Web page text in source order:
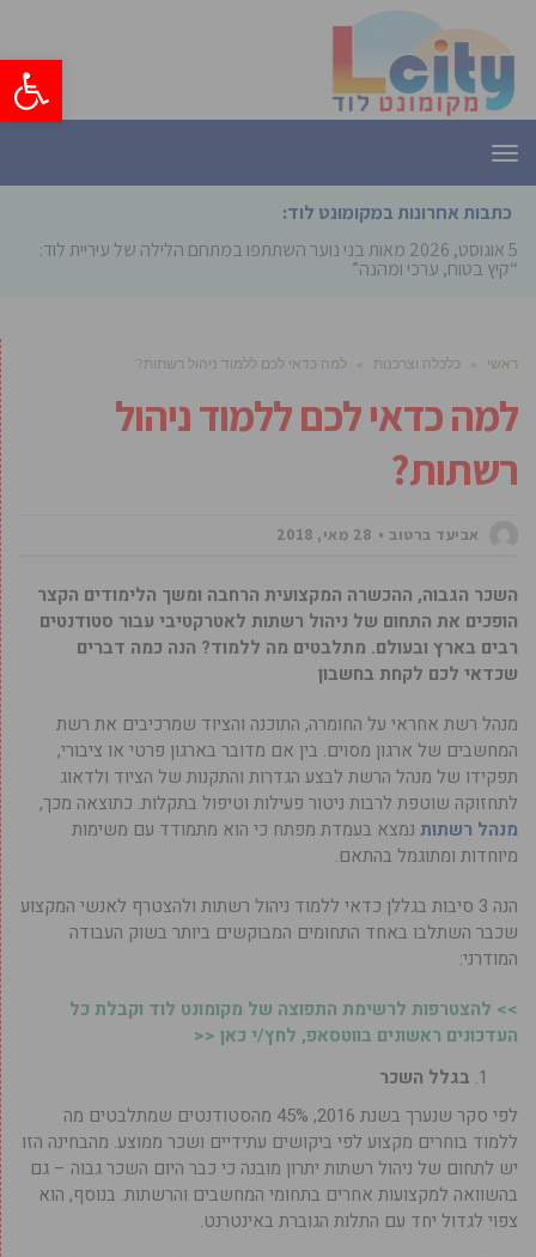
פתח
תפריט
כתבות אחרונות במקומונט לוד:
5 אוגוסט, 2026
מאות בני נוער השתתפו במתחם הלילה של עיריית לוד:
“קיץ בטוח, ערכי ומהנה”
ראשי » כלכלה וצרכנות » למה כדאי לכם ללמוד ניהול רשתות?
למה כדאי לכם ללמוד ניהול
רשתות?
אביעד ברטוב 28 מאי, 2018
השכר הגבוה, ההכשרה המקצועית הרחבה ומשך הלימודים הקצר
הופכים את התחום של ניהול רשתות לאטרקטיבי עבור סטודנטים
רבים בארץ ובעולם. מתלבטים מה ללמוד? הנה כמה דברים
שכדאי לכם לקחת בחשבון
מנהל רשת אחראי על החומרה, התוכנה והציוד שמרכיבים את רשת
המחשבים של ארגון מסוים. בין אם מדובר בארגון פרטי או ציבורי,
תפקידו של מנהל הרשת לבצע הגדרות והתקנות של הציוד ולדאוג
לתחזוקה שוטפת לרבות ניטור פעילות וטיפול בתקלות. כתוצאה מכך,
מנהל רשתות נמצא בעמדת מפתח כי הוא מתמודד עם משימות
מיוחדות ומתוגמל בהתאם.
הנה 3 סיבות בגללן כדאי ללמוד ניהול רשתות ולהצטרף לאנשי המקצוע
שכבר השתלבו באחד התחומים המבוקשים ביותר בשוק העבודה
המודרני:
>> להצטרפות לרשימת התפוצה של מקומונט לוד וקבלת כל
העדכונים ראשונים בווטסאפ, לחץ/י כאן <<
בגלל השכר
לפי סקר שנערך בשנת 2016, 45% מהסטודנטים שמתלבטים מה
ללמוד בוחרים מקצוע לפי ביקושים עתידיים ושכר ממוצע. מהבחינה הזו
יש לתחום של ניהול רשתות יתרון מובנה כי כבר היום השכר גבוה – גם
בהשוואה למקצועות אחרים בתחומי המחשבים והרשתות. בנוסף, הוא
צפוי לגדול יחד עם התלות הגוברת באינטרנט.